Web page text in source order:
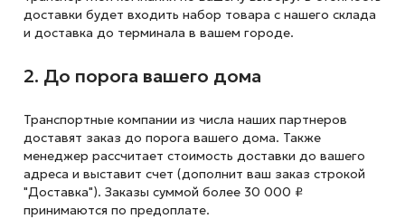
доставки будет входить набор товара с нашего склада
и доставка до терминала в вашем городе.
2. До порога вашего дома
Транспортные компании из числа наших партнеров
доставят заказ до порога вашего дома. Также
менеджер рассчитает стоимость доставки до вашего
адреса и выставит счет (дополнит ваш заказ строкой
"Доставка"). Заказы суммой более 30 000 ₽
принимаются по предоплате.